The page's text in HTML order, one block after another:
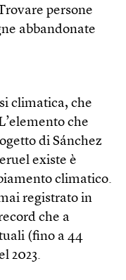
persone
abbandonate
climatica, che
che
di Sánchez
existe è
climatico.
registrato in
che a
(fino a 44
2023.